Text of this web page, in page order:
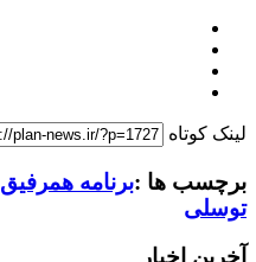
لینک کوتاه
برچسب ها :برنامه همرفیق
توسلی
آخرین اخبار